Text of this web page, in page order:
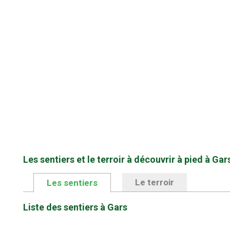
Les sentiers et le terroir à découvrir à pied à
Les sentiers Le terroir
Liste des sentiers à Gars